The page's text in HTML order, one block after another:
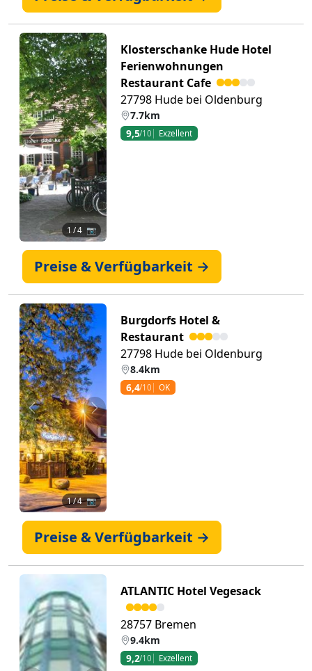
Zurück Weiter
1/ 4 📷
Klosterschanke Hude Hotel
Ferienwohnungen
Restaurant Cafe
27798 Hude bei Oldenburg
7.7km
9,5/10 Exzellent
Preise & Verfügbarkeit →
Zurück Weiter
1/ 4 📷
Burgdorfs Hotel &
Restaurant
27798 Hude bei Oldenburg
8.4km
6,4/10 OK
Preise & Verfügbarkeit →
ATLANTIC Hotel Vegesack
28757 Bremen
9.4km
9,2/10 Exzellent